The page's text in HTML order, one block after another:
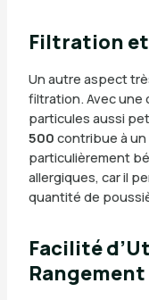
Filtration et
Un autre aspect
filtration. Avec une
particules aussi
500 contribue à
particulièrement
allergiques, car il
quantité de
Facilité
Rangement